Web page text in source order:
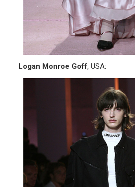
Logan Monroe Goff, USA: